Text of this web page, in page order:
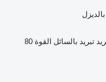
تبريد بالسائل القوة 80